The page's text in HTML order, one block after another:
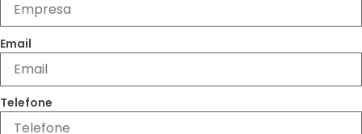
Email
Telefone